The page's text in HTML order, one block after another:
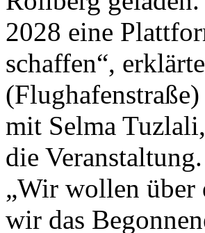
2028 eine
schaffen“,
mit Selma
die
„Wir wollen über
wir das